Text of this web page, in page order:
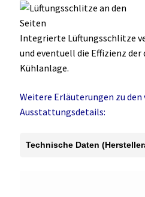
Integrierte Lüftungsschlitze
und eventuell die Effizienz
Kühlanlage.
Weitere Erläuterungen zu
Ausstattungsdetails:
Technische Daten